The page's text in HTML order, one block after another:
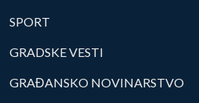
SPORT
GRADSKE VESTI
GRAĐANSKO NOVINARSTVO